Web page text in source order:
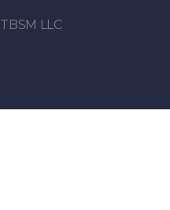
TBSM LLC